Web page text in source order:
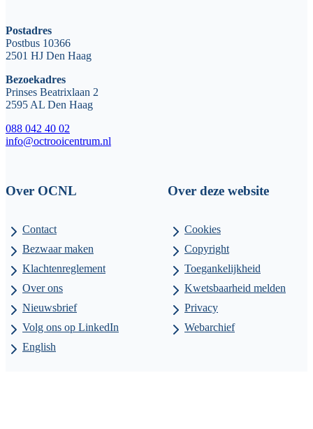
Postadres
Postbus 10366
2501 HJ Den Haag
Bezoekadres
Prinses Beatrixlaan 2
2595 AL Den Haag
088 042 40 02
info@octrooicentrum.nl
Over OCNL
Contact
Bezwaar maken
Klachtenreglement
Over ons
Nieuwsbrief
Volg ons op LinkedIn
English
Over deze website
Cookies
Copyright
Toegankelijkheid
Kwetsbaarheid melden
Privacy
Webarchief